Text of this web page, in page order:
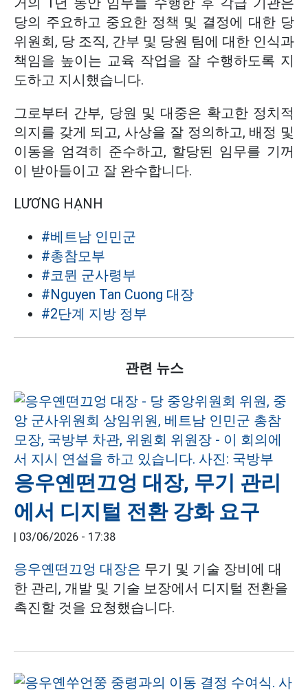
당의 주요하고 중요한 정책 및 결정에 대한 당
위원회, 당 조직, 간부 및 당원 팀에 대한 인식과
책임을 높이는 교육 작업을 잘 수행하도록 지
도하고 지시했습니다.
그로부터 간부, 당원 및 대중은 확고한 정치적
의지를 갖게 되고, 사상을 잘 정의하고, 배정 및
이동을 엄격히 준수하고, 할당된 임무를 기꺼
이 받아들이고 잘 완수합니다.
LƯƠNG HẠNH
#베트남 인민군
#총참모부
#코뮌 군사령부
#Nguyen Tan Cuong 대장
#2단계 지방 정부
관련 뉴스
응우옌떤끄엉 대장, 무기 관리
에서 디지털 전환 강화 요구
| 03/06/2026 - 17:38
응우옌떤끄엉 대장은 무기 및 기술 장비에 대
한 관리, 개발 및 기술 보장에서 디지털 전환을
촉진할 것을 요청했습니다.